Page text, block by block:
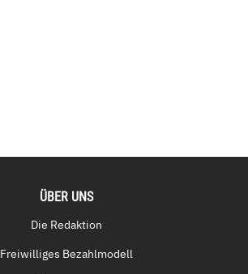
ÜBER UNS
Die Redaktion
Freiwilliges Bezahlmodell